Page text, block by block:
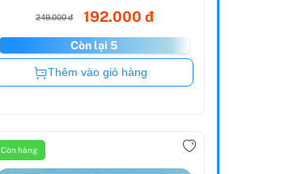
249.000 đ 192.000 đ
Còn lại 5
Còn hàng
Thêm vào giỏ hàng
Còn hàng